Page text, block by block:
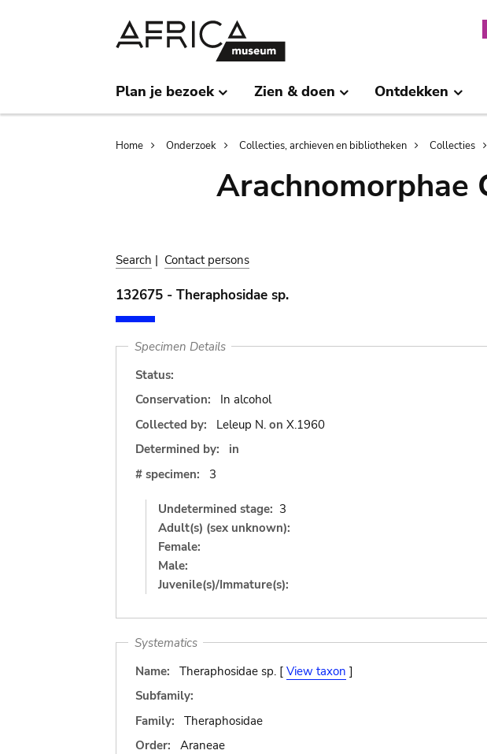
Plan je bezoek Zien & doen Ontdekken
Breadcrumb
Home Onderzoek Collecties, archieven en bibliotheken Collecties
Arachnomorphae
Search | Contact persons
132675 - Theraphosidae sp.
Specimen Details
Status:
Conservation:
In alcohol
Collected by:
Leleup N. on X.1960
Determined by:
in
# specimen:
3
Undetermined stage: 3
Adult(s) (sex unknown):
Female:
Male:
Juvenile(s)/Immature(s):
Systematics
Name:
Theraphosidae sp. [ View taxon ]
Subfamily:
Family:
Theraphosidae
Order:
Araneae